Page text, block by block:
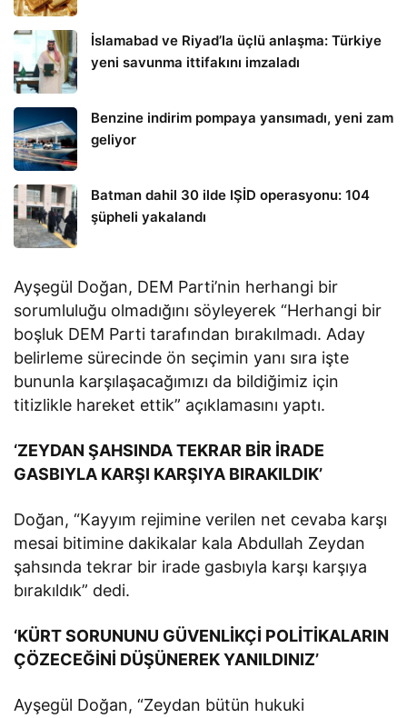
İslamabad ve Riyad’la üçlü anlaşma: Türkiye
yeni savunma ittifakını imzaladı
Benzine indirim pompaya yansımadı, yeni zam
geliyor
Batman dahil 30 ilde IŞİD operasyonu: 104
şüpheli yakalandı
Ayşegül Doğan, DEM Parti’nin herhangi bir
sorumluluğu olmadığını söyleyerek “Herhangi bir
boşluk DEM Parti tarafından bırakılmadı. Aday
belirleme sürecinde ön seçimin yanı sıra işte
bununla karşılaşacağımızı da bildiğimiz için
titizlikle hareket ettik” açıklamasını yaptı.
‘ZEYDAN ŞAHSINDA TEKRAR BİR İRADE
GASBIYLA KARŞI KARŞIYA BIRAKILDIK’
Doğan, “Kayyım rejimine verilen net cevaba karşı
mesai bitimine dakikalar kala Abdullah Zeydan
şahsında tekrar bir irade gasbıyla karşı karşıya
bırakıldık” dedi.
‘KÜRT SORUNUNU GÜVENLİKÇİ POLİTİKALARIN
ÇÖZECEĞİNİ DÜŞÜNEREK YANILDINIZ’
Ayşegül Doğan, “Zeydan bütün hukuki